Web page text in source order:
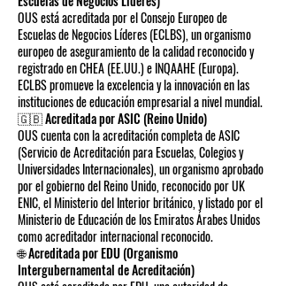
OUS está acreditada por el Consejo Europeo de
Escuelas de Negocios Líderes (ECLBS), un organismo
europeo de aseguramiento de la calidad reconocido y
registrado en CHEA (EE.UU.) e INQAAHE (Europa).
ECLBS promueve la excelencia y la innovación en las
instituciones de educación empresarial a nivel mundial.
🇬🇧 Acreditada por ASIC (Reino Unido)
OUS cuenta con la acreditación completa de ASIC
(Servicio de Acreditación para Escuelas, Colegios y
Universidades Internacionales), un organismo aprobado
por el gobierno del Reino Unido, reconocido por UK
ENIC, el Ministerio del Interior británico, y listado por el
Ministerio de Educación de los Emiratos Árabes Unidos
como acreditador internacional reconocido.
🌐 Acreditada por EDU (Organismo
Intergubernamental de Acreditación)